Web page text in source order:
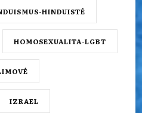
HINDUISTÉ
HOMOSEXUALITA-LGBT
IZRAEL